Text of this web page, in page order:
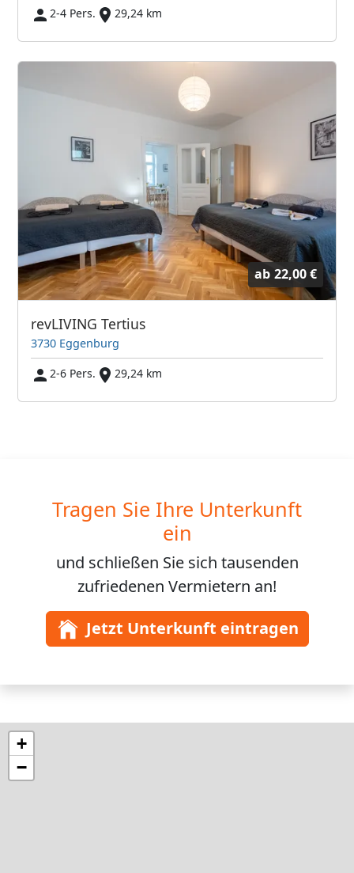
2-4 Pers.
29,24 km
ab 22,00 €
revLIVING Tertius
3730 Eggenburg
2-6 Pers.
29,24 km
Tragen Sie Ihre Unterkunft
ein
und schließen Sie sich tausenden
zufriedenen Vermietern an!
Jetzt Unterkunft eintragen
+
−